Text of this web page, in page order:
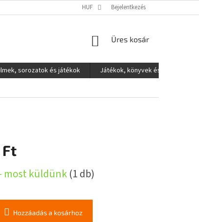
VÉDELME HUF Bejelentkezés
KOSÁR
Üres kosár
sorozatok és játékok
Játékok, könyvek és egyéb
most küldünk(1 db)
Hozzáadás a kosárhoz